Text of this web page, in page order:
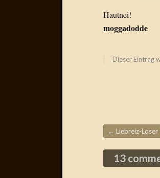
Hautnei!
moggadodde
Dieser Eintrag
← Liebreiz-Loser
13